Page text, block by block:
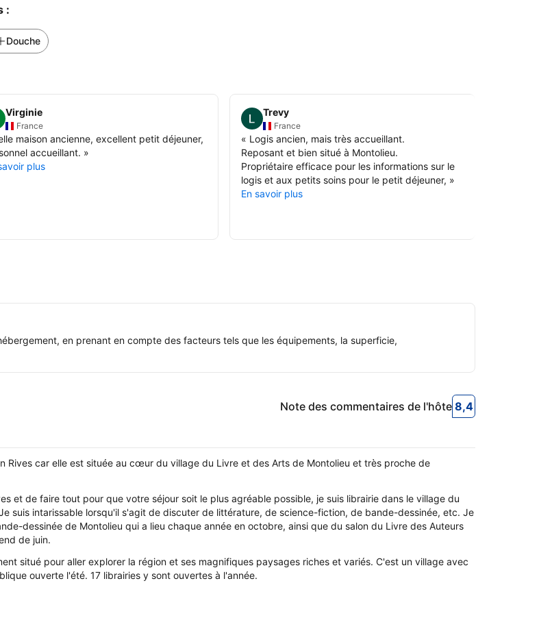
:
Douche
Virginie
France
maison ancienne, excellent petit déjeuner,
accueillant. »
plus
Trevy
France
« Logis ancien, mais très accueillant.
Reposant et bien situé à Montolieu.
Propriétaire efficace pour les informations sur le
logis et aux petits soins pour le petit déjeuner, »
En savoir plus
en prenant en compte des facteurs tels que les équipements, la superficie,
8,4
8,4Note des
Note des commentaires de l'hôte
Rives car elle est située au cœur du village du Livre et des Arts de Montolieu et très proche de
et de faire tout pour que votre séjour soit le plus agréable possible, je suis librairie dans le village du
suis intarissable lorsqu'il s'agit de discuter de littérature, de science-fiction, de bande-dessinée, etc. Je
dessinée de Montolieu qui a lieu chaque année en octobre, ainsi que du salon du Livre des Auteurs
de juin.
situé pour aller explorer la région et ses magnifiques paysages riches et variés. C'est un village avec
ouverte l'été. 17 librairies y sont ouvertes à l'année.